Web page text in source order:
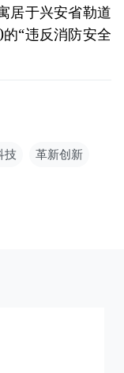
居于兴安省勒道
“违反消防安全
技 革新创新